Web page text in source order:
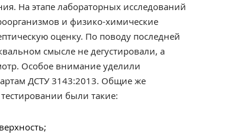
На этапе лабораторных исследований
и физико-химические
оценку. По поводу последней
смысле не дегустировали, а
Особое внимание уделили
ДСТУ 3143:2013. Общие же
были такие: